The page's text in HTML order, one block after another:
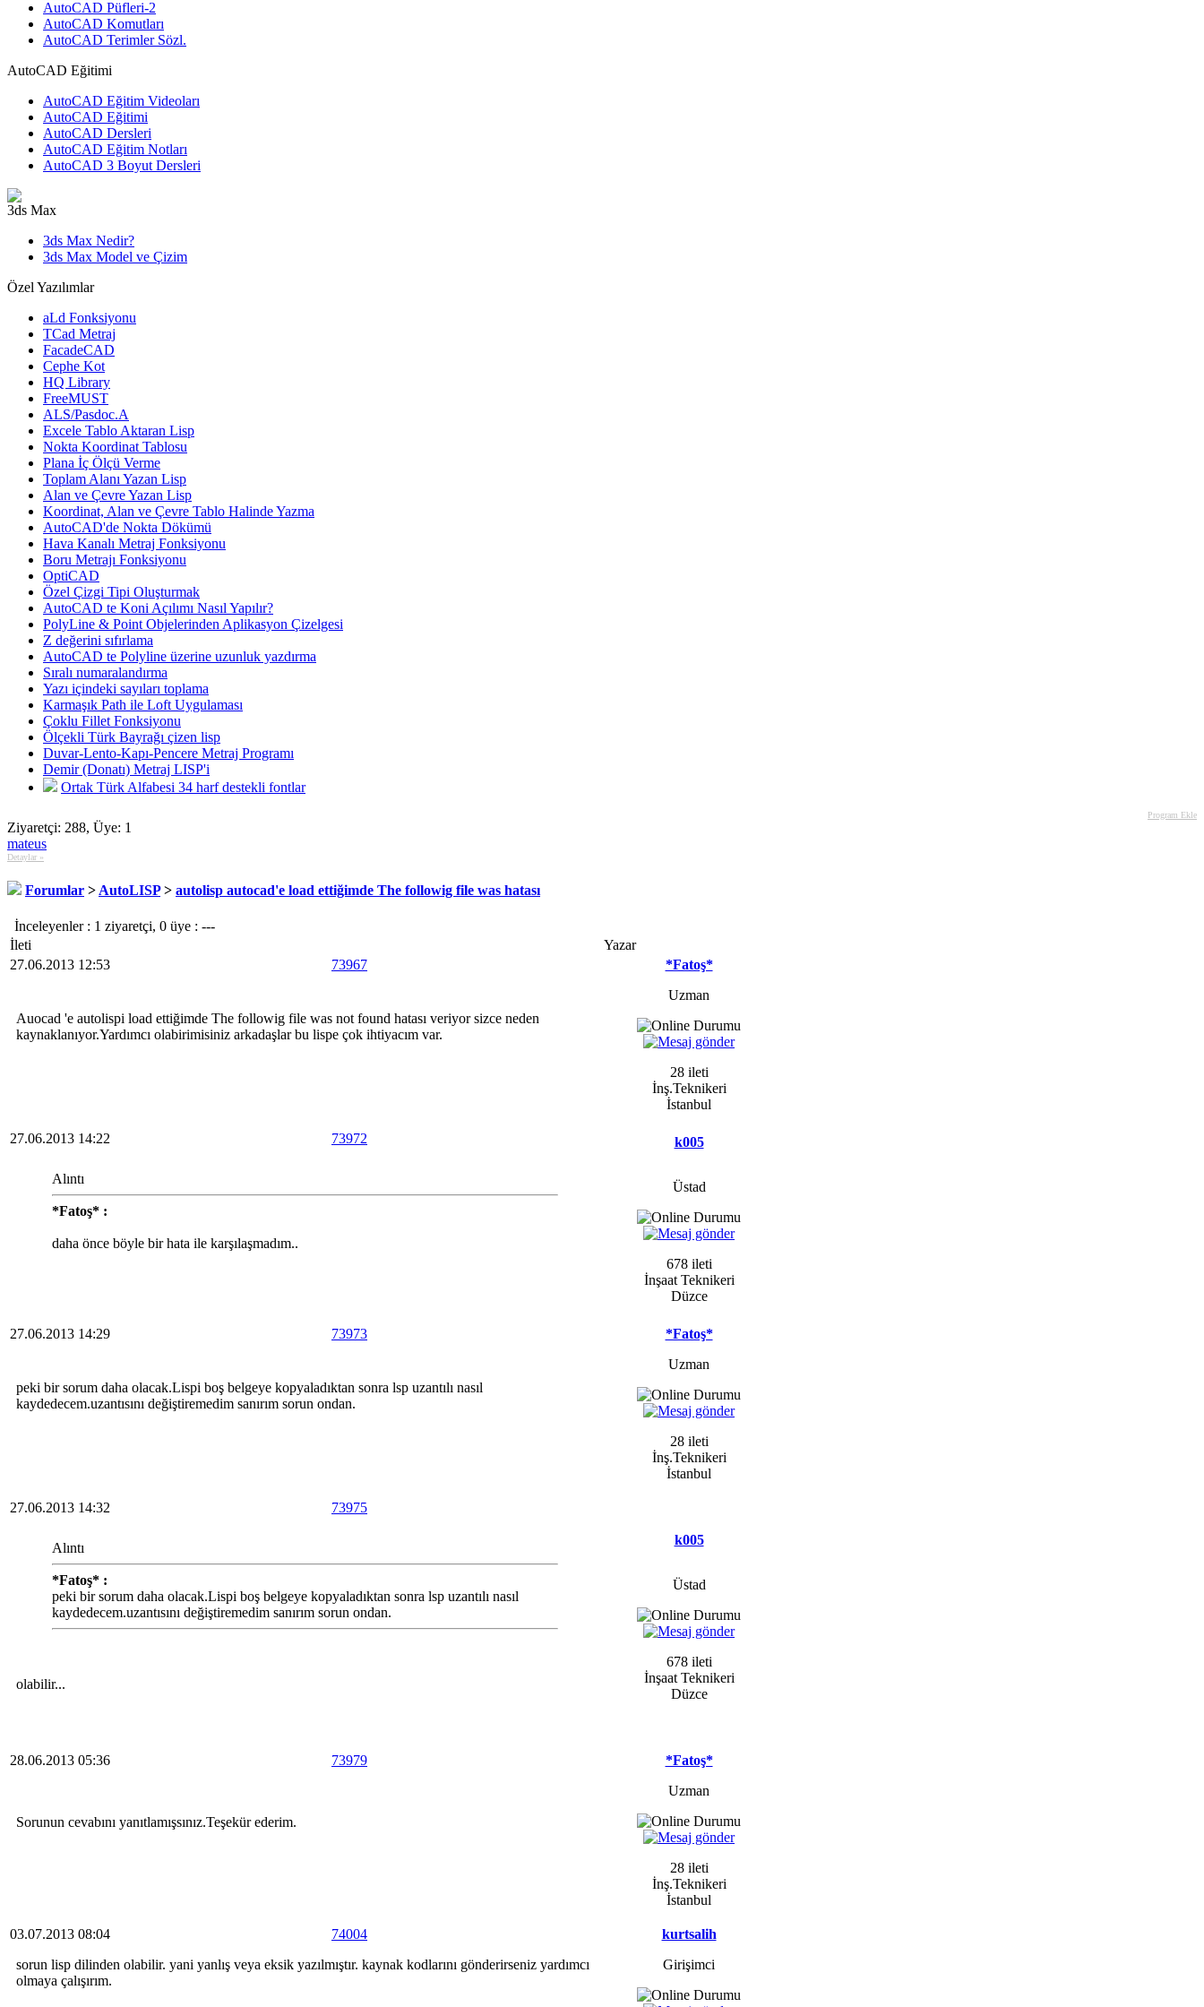
AutoCAD Püfleri-2
AutoCAD Komutları
AutoCAD Terimler Sözl.
AutoCAD Eğitimi
AutoCAD Eğitim Videoları
AutoCAD Eğitimi
AutoCAD Dersleri
AutoCAD Eğitim Notları
AutoCAD 3 Boyut Dersleri
3ds Max
3ds Max Nedir?
3ds Max Model ve Çizim
Özel Yazılımlar
aLd Fonksiyonu
TCad Metraj
FacadeCAD
Cephe Kot
HQ Library
FreeMUST
ALS/Pasdoc.A
Excele Tablo Aktaran Lisp
Nokta Koordinat Tablosu
Plana İç Ölçü Verme
Toplam Alanı Yazan Lisp
Alan ve Çevre Yazan Lisp
Koordinat, Alan ve Çevre Tablo Halinde Yazma
AutoCAD'de Nokta Dökümü
Hava Kanalı Metraj Fonksiyonu
Boru Metrajı Fonksiyonu
OptiCAD
Özel Çizgi Tipi Oluşturmak
AutoCAD te Koni Açılımı Nasıl Yapılır?
PolyLine & Point Objelerinden Aplikasyon Çizelgesi
Z değerini sıfırlama
AutoCAD te Polyline üzerine uzunluk yazdırma
Sıralı numaralandırma
Yazı içindeki sayıları toplama
Karmaşık Path ile Loft Uygulaması
Çoklu Fillet Fonksiyonu
Ölçekli Türk Bayrağı çizen lisp
Duvar-Lento-Kapı-Pencere Metraj Programı
Demir (Donatı) Metraj LISP'i
Ortak Türk Alfabesi 34 harf destekli fontlar
Program Ekle
Ziyaretçi: 288, Üye: 1
mateus
Detaylar »
Forumlar > AutoLISP> autolisp autocad'e load ettiğimde The followig file was hatası
İnceleyenler : 1 ziyaretçi, 0 üye : ---
İleti
Yazar
27.06.2013 12:53
73967
*Fatoş*
Uzman
28 ileti
İnş.Teknikeri
İstanbul
Auocad 'e autolispi load ettiğimde The followig file was not found hatası veriyor sizce neden
kaynaklanıyor.Yardımcı olabirimisiniz arkadaşlar bu lispe çok ihtiyacım var.
27.06.2013 14:22 73972 k005
Üstad
678 ileti
İnşaat Teknikeri
Düzce
Alıntı
*Fatoş* :
daha önce böyle bir hata ile karşılaşmadım..
27.06.2013 14:29 73973
*Fatoş*
Uzman
28 ileti
İnş.Teknikeri
İstanbul
peki bir sorum daha olacak.Lispi boş belgeye kopyaladıktan sonra lsp uzantılı nasıl
kaydedecem.uzantısını değiştiremedim sanırım sorun ondan.
27.06.2013 14:32 73975
k005
Üstad
678 ileti
İnşaat Teknikeri
Düzce
Alıntı
*Fatoş* :
peki bir sorum daha olacak.Lispi boş belgeye kopyaladıktan sonra lsp uzantılı nasıl
kaydedecem.uzantısını değiştiremedim sanırım sorun ondan.
olabilir...
28.06.2013 05:36 73979
*Fatoş*
Uzman
28 ileti
İnş.Teknikeri
İstanbul
Sorunun cevabını yanıtlamışsınız.Teşekür ederim.
03.07.2013 08:04 74004
kurtsalih
Girişimci
sorun lisp dilinden olabilir. yani yanlış veya eksik yazılmıştır. kaynak kodlarını gönderirseniz yardımcı
olmaya çalışırım.